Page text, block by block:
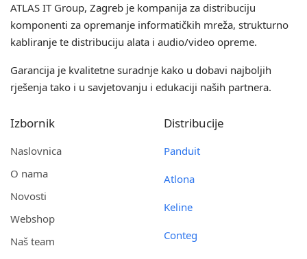
ATLAS IT Group, Zagreb je kompanija za distribuciju
komponenti za opremanje informatičkih mreža, strukturno
kabliranje te distribuciju alata i audio/video opreme.
Garancija je kvalitetne suradnje kako u dobavi najboljih
rješenja tako i u savjetovanju i edukaciji naših partnera.
Izbornik
Naslovnica
O nama
Novosti
Webshop
Naš team
Distribucije
Panduit
Atlona
Keline
Conteg